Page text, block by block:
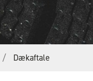
Dækaftale